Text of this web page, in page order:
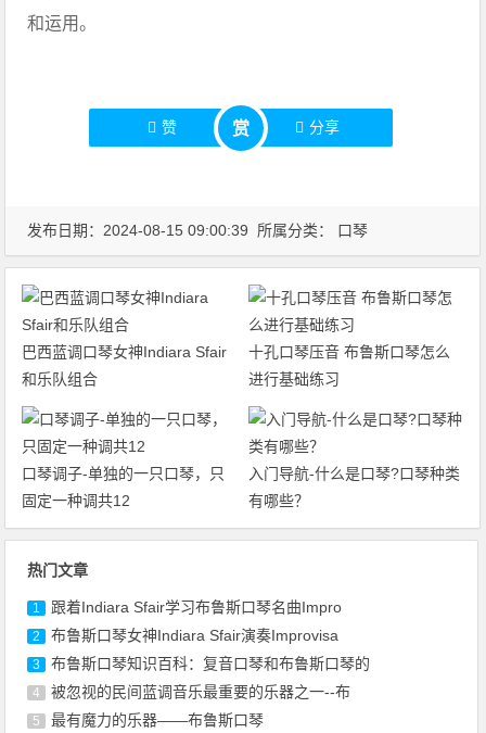
和运用。
赞 赏 分享
发布日期：2024-08-15 09:00:39 所属分类： 口琴
巴西蓝调口琴女神Indiara Sfair
和乐队组合
十孔口琴压音 布鲁斯口琴怎么
进行基础练习
口琴调子-单独的一只口琴，只
固定一种调共12
入门导航-什么是口琴?口琴种类
有哪些？
热门文章
1 跟着Indiara Sfair学习布鲁斯口琴名曲Impro
2 布鲁斯口琴女神Indiara Sfair演奏Improvisa
3 布鲁斯口琴知识百科：复音口琴和布鲁斯口琴的
4 被忽视的民间蓝调音乐最重要的乐器之一--布
5 最有魔力的乐器——布鲁斯口琴